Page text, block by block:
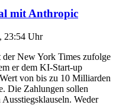
mit Anthropic
23:54 Uhr
New York Times zufolge
er dem KI-Start-up
von bis zu 10 Milliarden
Die Zahlungen sollen
Weder